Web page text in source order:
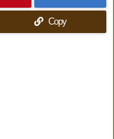
Copy